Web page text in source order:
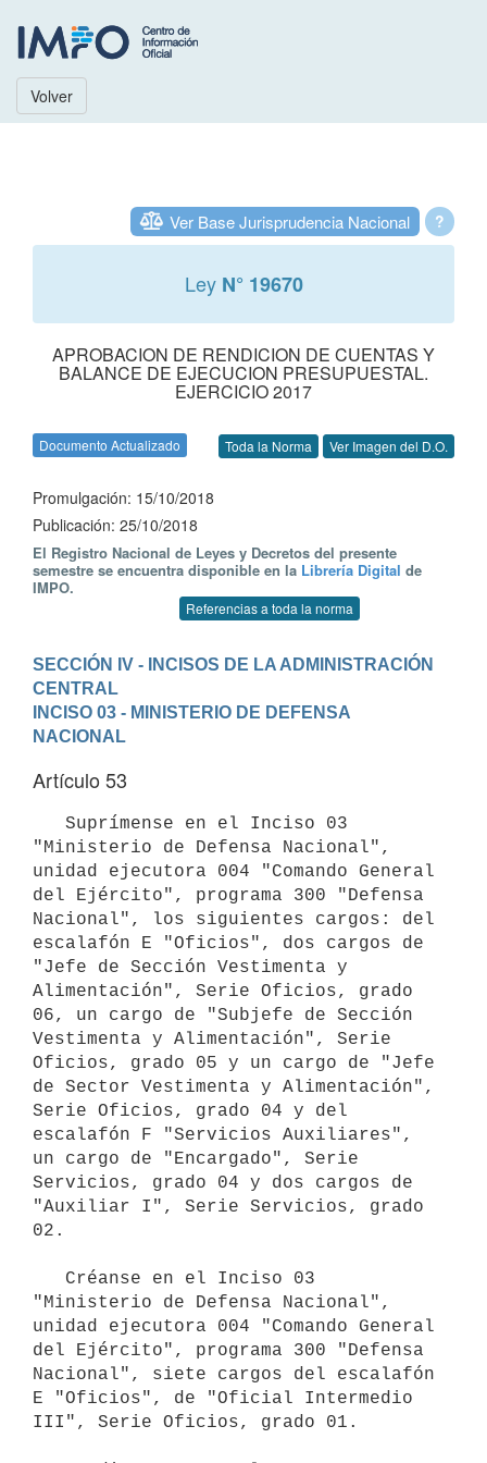
Volver
?
Ver Base Jurisprudencia Nacional
Ley N° 19670
APROBACION DE RENDICION DE CUENTAS Y
BALANCE DE EJECUCION PRESUPUESTAL.
EJERCICIO 2017
Documento Actualizado Toda la Norma Ver Imagen del D.O.
Promulgación: 15/10/2018
Publicación: 25/10/2018
El Registro Nacional de Leyes y Decretos del presente
semestre se encuentra disponible en la Librería Digital de
IMPO.
Referencias a toda la norma
SECCIÓN IV - INCISOS DE LA ADMINISTRACIÓN
CENTRAL
INCISO 03 - MINISTERIO DE DEFENSA
NACIONAL
Artículo 53
"Ministerio de Defensa Nacional",
unidad ejecutora 004 "Comando General
del Ejército", programa 300 "Defensa
Nacional", los siguientes cargos: del
escalafón E "Oficios", dos cargos de
"Jefe de Sección Vestimenta y
Alimentación", Serie Oficios, grado
06, un cargo de "Subjefe de Sección
Vestimenta y Alimentación", Serie
Oficios, grado 05 y un cargo de "Jefe
de Sector Vestimenta y Alimentación",
Serie Oficios, grado 04 y del
escalafón F "Servicios Auxiliares",
un cargo de "Encargado", Serie
Servicios, grado 04 y dos cargos de
"Auxiliar I", Serie Servicios, grado
02.
"Ministerio de Defensa Nacional",
unidad ejecutora 004 "Comando General
del Ejército", programa 300 "Defensa
Nacional", siete cargos del escalafón
E "Oficios", de "Oficial Intermedio
III", Serie Oficios, grado 01.